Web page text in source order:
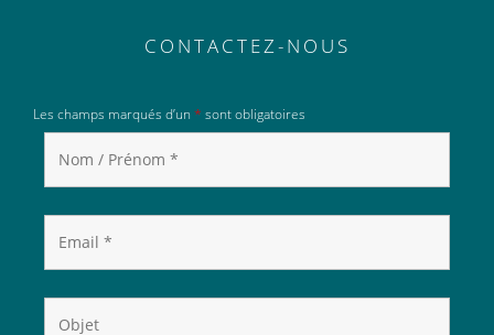
CONTACTEZ-NOUS
Les champs marqués d’un * sont obligatoires